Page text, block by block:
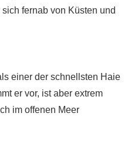
fernab von Küsten und
einer der schnellsten Haie
er vor, ist aber extrem
im offenen Meer